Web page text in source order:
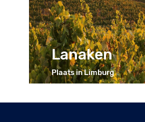
Lanaken
Plaats in Limburg